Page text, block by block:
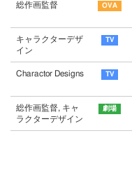
総作画監督
キャラクターデザ
イン
Charactor Designs
総作画監督, キャ
ラクターデザイン